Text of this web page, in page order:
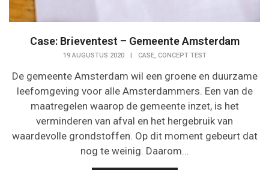
Case: Brieventest – Gemeente Amsterdam
19 AUGUSTUS 2020 | CASE, CONCEPT TEST
De gemeente Amsterdam wil een groene en duurzame
leefomgeving voor alle Amsterdammers. Een van de
maatregelen waarop de gemeente inzet, is het
verminderen van afval en het hergebruik van
waardevolle grondstoffen. Op dit moment gebeurt dat
nog te weinig. Daarom...